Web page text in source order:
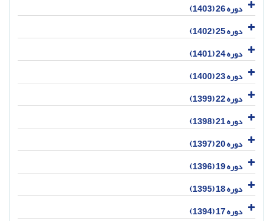
دوره 26 (1403)
دوره 25 (1402)
دوره 24 (1401)
دوره 23 (1400)
دوره 22 (1399)
دوره 21 (1398)
دوره 20 (1397)
دوره 19 (1396)
دوره 18 (1395)
دوره 17 (1394)